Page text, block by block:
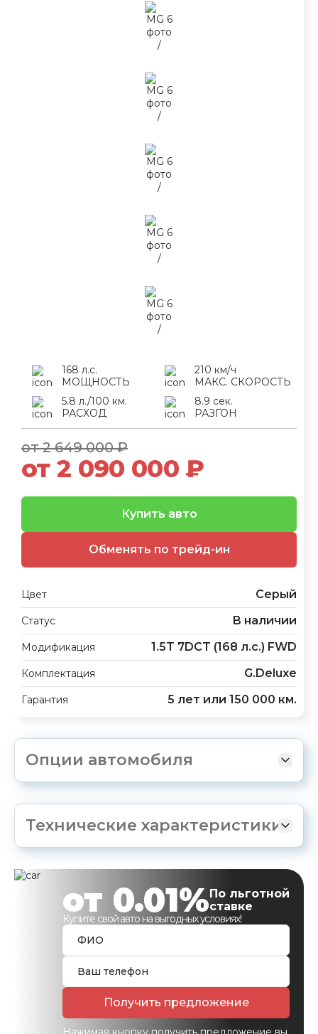
от 2 649 000 ₽
от 2 090 000 ₽
Обменять по трейд-ин
Купить авто
Цвет Серый
Статус В наличии
Модификация 1.5T 7DCT (168 л.с.) FWD
Комплектация G.Deluxe
Гарантия 5 лет или 150 000 км.
168 л.с.
МОЩНОСТЬ
210 км/ч
МАКС. СКОРОСТЬ
5.8 л./100 км.
РАСХОД
8.9 сек.
РАЗГОН
Опции автомобиля
Технические характеристики
от 0.01%По льготной
ставке
Купите свой авто на выгодных условиях!
Получить предложение